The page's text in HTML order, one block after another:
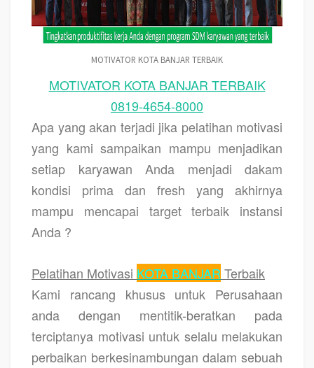
MOTIVATOR KOTA BANJAR TERBAIK
MOTIVATOR KOTA BANJAR TERBAIK
0819-4654-8000
Apa yang akan terjadi jika pelatihan motivasi
yang kami sampaikan mampu menjadikan
setiap karyawan Anda menjadi dakam
kondisi prima dan fresh yang akhirnya
mampu mencapai target terbaik instansi
Anda ?
Pelatihan Motivasi KOTA BANJAR Terbaik
Kami rancang khusus untuk Perusahaan
anda dengan mentitik-beratkan pada
terciptanya motivasi untuk selalu melakukan
perbaikan berkesinambungan dalam sebuah